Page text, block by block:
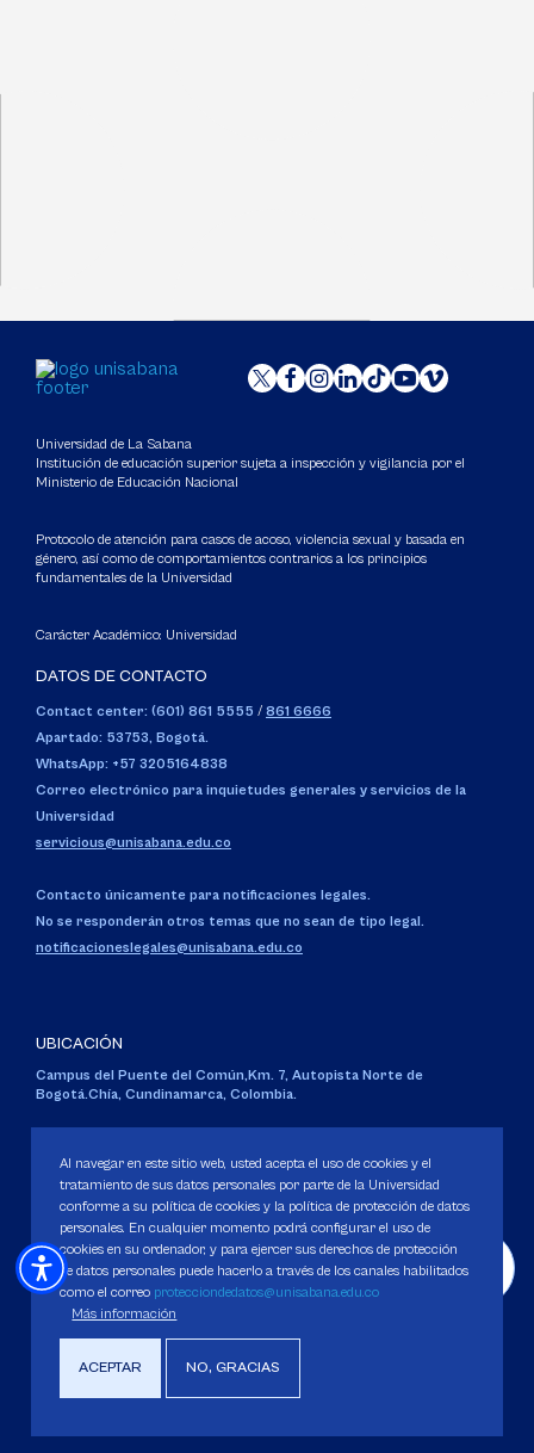
Universidad de La Sabana
Institución de educación superior sujeta a inspección y vigilancia por el
Ministerio de Educación Nacional
Protocolo de atención para casos de acoso, violencia sexual y basada en
género, así como de comportamientos contrarios a los principios
fundamentales de la Universidad
Carácter Académico: Universidad
DATOS DE CONTACTO
Contact center: (601) 861 5555 / 861 6666
Apartado: 53753, Bogotá.
WhatsApp: +57 3205164838
Correo electrónico para inquietudes generales y servicios de la
Universidad
servicious@unisabana.edu.co
Contacto únicamente para notificaciones legales.
No se responderán otros temas que no sean de tipo legal.
notificacioneslegales@unisabana.edu.co
UBICACIÓN
Campus del Puente del Común,Km. 7, Autopista Norte de
Bogotá.Chía, Cundinamarca, Colombia.
Personería Jurídica:Resolución 130 del 14 de enero de 1980.
Ministerio de Educación Nacional.
Política de Protección de datos
Derechos Pecuniarios
Al navegar en este sitio web, usted acepta el uso de cookies y el
tratamiento de sus datos personales por parte de la Universidad
conforme a su política de cookies y la política de protección de datos
personales. En cualquier momento podrá configurar el uso de
cookies en su ordenador, y para ejercer sus derechos de protección
de datos personales puede hacerlo a través de los canales habilitados
como el correo protecciondedatos@unisabana.edu.co
Más información
ACEPTAR NO, GRACIAS